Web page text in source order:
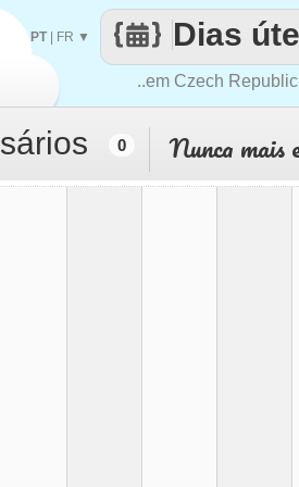
..em Czech Republic
Dias
PT| FR ▼
0 Nunca mais